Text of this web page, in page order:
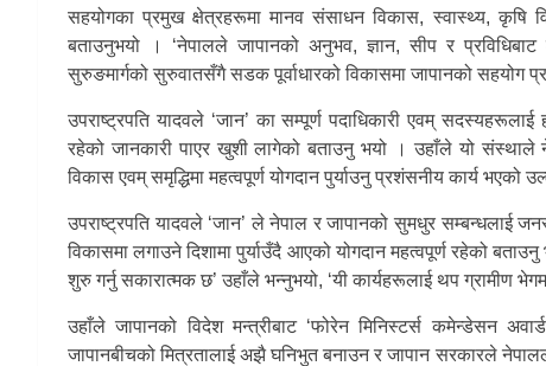
सहयोगका प्रमुख क्षेत्रहरूमा मानव संसाधन विकास, स्वास्थ्य, कृषि
बताउनुभयो । ‘नेपालले जापानको अनुभव, ज्ञान, सीप र प्रविधिबाट
सुरुङमार्गको सुरुवातसँगै सडक पूर्वाधारको विकासमा जापानको सहयोग
उपराष्ट्रपति यादवले ‘जान’ का सम्पूर्ण पदाधिकारी एवम्
रहेको जानकारी पाएर खुशी लागेको बताउनु भयो । उहाँले यो संस्थाले
विकास एवम् समृद्धिमा महत्वपूर्ण योगदान पुर्याउनु प्रशंसनीय कार्य भएको
उपराष्ट्रपति यादवले ‘जान’ ले नेपाल र जापानको सुमधुर सम्बन्धलाई
विकासमा लगाउने दिशामा पुर्याउँदै आएको योगदान महत्वपूर्ण रहेको
शुरु गर्नु सकारात्मक छ’ उहाँले भन्नुभयो, ‘यी कार्यहरूलाई थप ग्रामीण
उहाँले जापानको विदेश मन्त्रीबाट ‘फोरेन मिनिस्टर्स कमेन्डेसन
जापानबीचको मित्रतालाई अझै घनिभुत बनाउन र जापान सरकारले